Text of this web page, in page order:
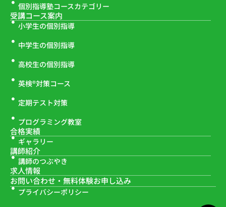
個別指導塾コースカテゴリー
受講コース案内
小学生の個別指導
中学生の個別指導
高校生の個別指導
英検®対策コース
定期テスト対策
プログラミング教室
合格実績
ギャラリー
講師紹介
講師のつぶやき
求人情報
お問い合わせ・ 無料体験お申し込み
プライバシーポリシー